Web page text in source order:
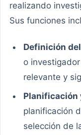
realizando
Sus funciones
Definición
o
relevante y
Planificación
planificación
selección de